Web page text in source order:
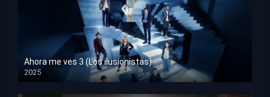
Ahora me ves 3 (Los ilusionistas)
2025
HD 1080p